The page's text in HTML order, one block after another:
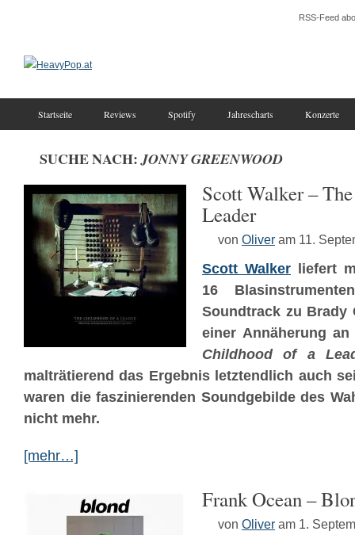
RSS-Feed
Startseite Reviews Spotify Jahrescharts Konzerte
SUCHE NACH:JONNY GREENWOOD
Scott Walker –
Leader
von Oliver am 11.
Scott Walker liefert
16
Soundtrack zu Brady
einer Annäherung
Childhood of a
malträtierend das Ergebnis letztendlich auch
waren die faszinierenden Soundgebilde des
nicht mehr.
[mehr…]
Frank Ocean –
von Oliver am 1.